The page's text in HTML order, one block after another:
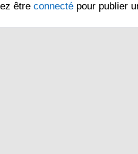
être connecté pour publier